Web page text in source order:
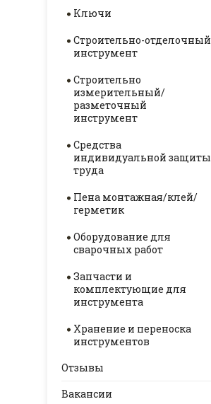
Ключи
Строительно-отделочный
инструмент
Строительно
измерительный/
разметочный
инструмент
Средства
индивидуальной защиты
труда
Пена монтажная/клей/
герметик
Оборудование для
сварочных работ
Запчасти и
комплектующие для
инструмента
Хранение и переноска
инструментов
Отзывы
Вакансии